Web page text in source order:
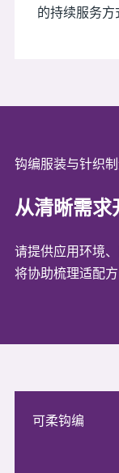
的持续服务方
钩编服装与针织
从清晰需求
请提供应用环境
将协助梳理适配方
可柔钩编